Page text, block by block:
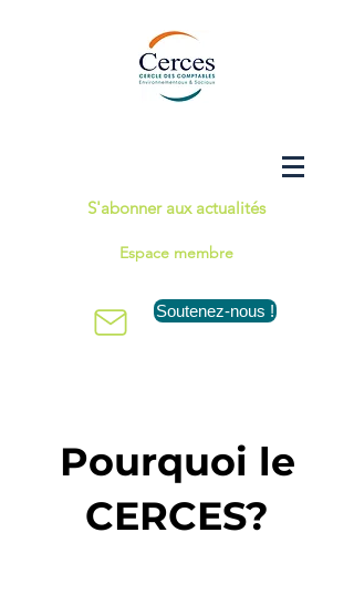
S'abonner aux actualités
Espace membre
Soutenez-nous !
Pourquoi le
CERCES?